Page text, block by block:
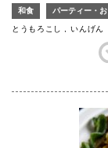
和食 パーティー・
とうもろこし いんげん